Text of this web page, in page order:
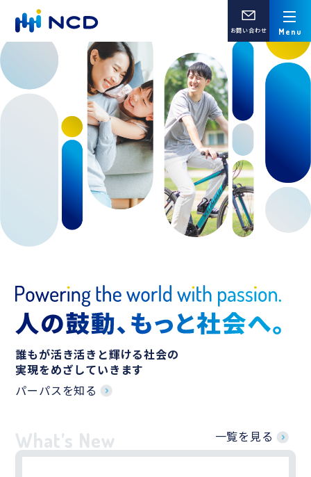
お問い合わせ
誰もが活き活きと輝ける社会の
実現をめざしていきます
パーパスを知る
What’s New 一覧を見る